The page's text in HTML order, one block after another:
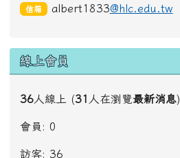
信箱 albert1833@hlc.edu.tw
線上會員
36人線上 (31 人在瀏覽最新消息)
會員: 0
訪客: 36